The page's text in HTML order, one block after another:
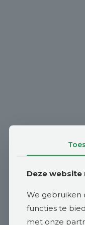
Deze
We gebruiken
functies te
met onze